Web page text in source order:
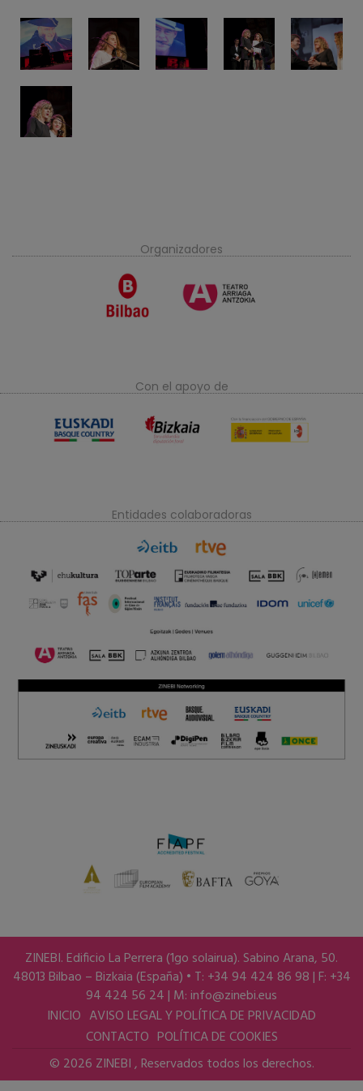
Organizadores
Con el apoyo de
Entidades colaboradoras
ZINEBI. Edificio La Perrera (1go solairua). Sabino Arana, 50.
48013 Bilbao – Bizkaia (España) • T: +34 94 424 86 98 | F: +34
94 424 56 24 | M:info@zinebi.eus
INICIO AVISO LEGAL Y POLÍTICA DE PRIVACIDAD
CONTACTO POLÍTICA DE COOKIES
© 2026 ZINEBI , Reservados todos los derechos.